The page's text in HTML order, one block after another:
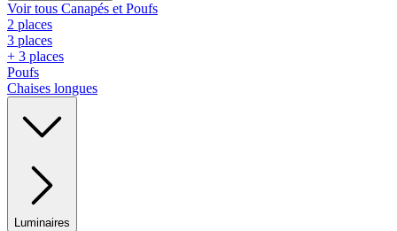
Voir tous Canapés et Poufs
2 places
3 places
+ 3 places
Poufs
Chaises longues
Luminaires